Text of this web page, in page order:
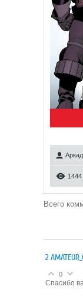
1444
Всего
2
0
Спасибо